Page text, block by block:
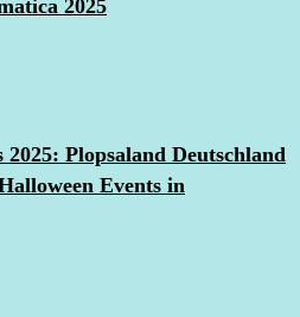
2025
Plopsaland Deutschland
Events in